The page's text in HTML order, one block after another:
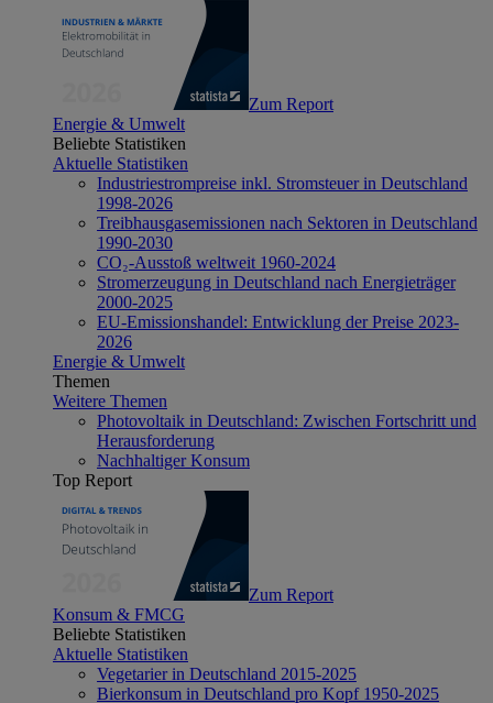
Zum Report
Energie & Umwelt
Beliebte Statistiken
Aktuelle Statistiken
Industriestrompreise inkl. Stromsteuer in Deutschland
1998-2026
Treibhausgasemissionen nach Sektoren in Deutschland
1990-2030
CO₂-Ausstoß weltweit 1960-2024
Stromerzeugung in Deutschland nach Energieträger
2000-2025
EU-Emissionshandel: Entwicklung der Preise 2023-
2026
Energie & Umwelt
Themen
Weitere Themen
Photovoltaik in Deutschland: Zwischen Fortschritt und
Herausforderung
Nachhaltiger Konsum
Top Report
Zum Report
Konsum & FMCG
Beliebte Statistiken
Aktuelle Statistiken
Vegetarier in Deutschland 2015-2025
Bierkonsum in Deutschland pro Kopf 1950-2025